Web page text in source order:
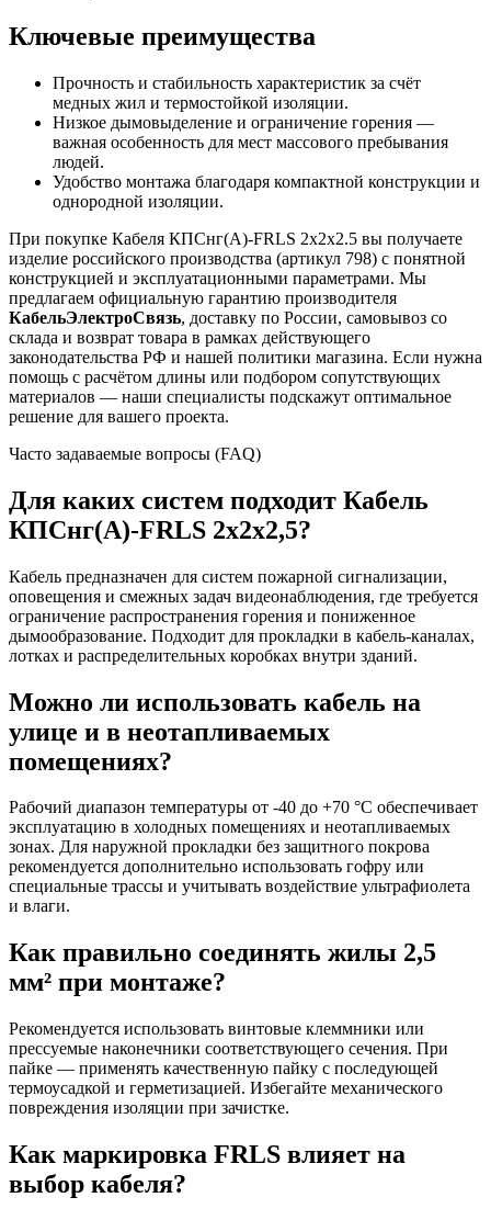
Ключевые преимущества
Прочность и стабильность характеристик за счёт
медных жил и термостойкой изоляции.
Низкое дымовыделение и ограничение горения —
важная особенность для мест массового пребывания
людей.
Удобство монтажа благодаря компактной конструкции и
однородной изоляции.
При покупке Кабеля КПСнг(А)-FRLS 2х2х2.5 вы получаете
изделие российского производства (артикул 798) с понятной
конструкцией и эксплуатационными параметрами. Мы
предлагаем официальную гарантию производителя
КабельЭлектроСвязь, доставку по России, самовывоз со
склада и возврат товара в рамках действующего
законодательства РФ и нашей политики магазина. Если нужна
помощь с расчётом длины или подбором сопутствующих
материалов — наши специалисты подскажут оптимальное
решение для вашего проекта.
Часто задаваемые вопросы (FAQ)
Для каких систем подходит Кабель
КПСнг(А)-FRLS 2х2х2,5?
Кабель предназначен для систем пожарной сигнализации,
оповещения и смежных задач видеонаблюдения, где требуется
ограничение распространения горения и пониженное
дымообразование. Подходит для прокладки в кабель-каналах,
лотках и распределительных коробках внутри зданий.
Можно ли использовать кабель на
улице и в неотапливаемых
помещениях?
Рабочий диапазон температуры от -40 до +70 °C обеспечивает
эксплуатацию в холодных помещениях и неотапливаемых
зонах. Для наружной прокладки без защитного покрова
рекомендуется дополнительно использовать гофру или
специальные трассы и учитывать воздействие ультрафиолета
и влаги.
Как правильно соединять жилы 2,5
мм² при монтаже?
Рекомендуется использовать винтовые клеммники или
прессуемые наконечники соответствующего сечения. При
пайке — применять качественную пайку с последующей
термоусадкой и герметизацией. Избегайте механического
повреждения изоляции при зачистке.
Как маркировка FRLS влияет на
выбор кабеля?